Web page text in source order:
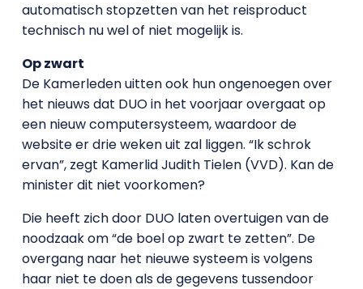
automatisch stopzetten van het reisproduct
technisch nu wel of niet mogelijk is.
Op zwart
De Kamerleden uitten ook hun ongenoegen over
het nieuws dat DUO in het voorjaar overgaat op
een nieuw computersysteem, waardoor de
website er drie weken uit zal liggen. “Ik schrok
ervan”, zegt Kamerlid Judith Tielen (VVD). Kan de
minister dit niet voorkomen?
Die heeft zich door DUO laten overtuigen van de
noodzaak om “de boel op zwart te zetten”. De
overgang naar het nieuwe systeem is volgens
haar niet te doen als de gegevens tussendoor